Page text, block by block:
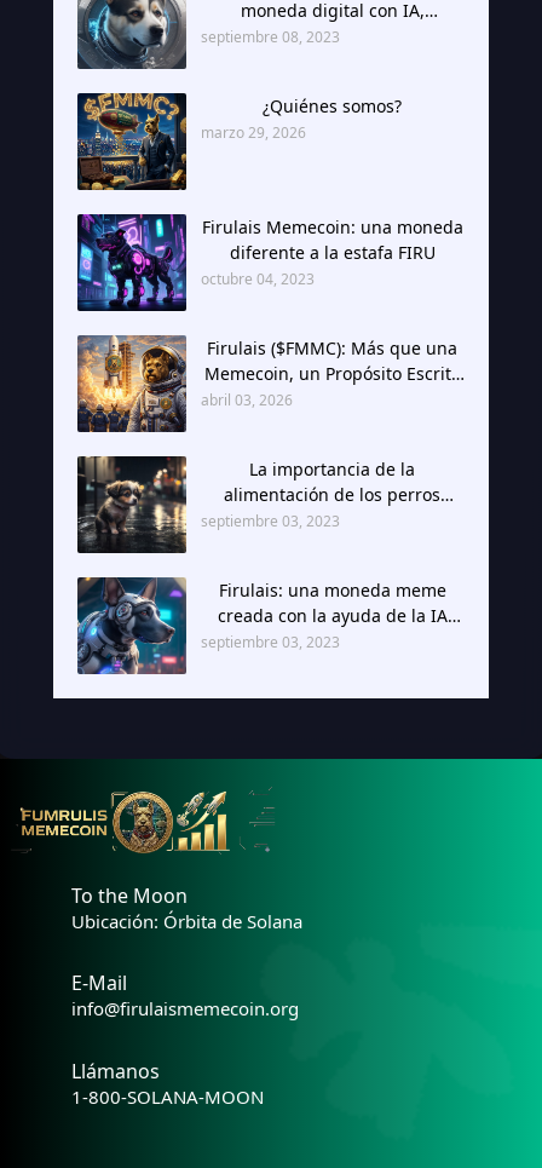
moneda digital con IA,
descentralizada y con
septiembre 08, 2023
¿Quiénes somos?
marzo 29, 2026
Firulais Memecoin: una moneda
diferente a la estafa FIRU
octubre 04, 2023
Firulais ($FMMC): Más que una
Memecoin, un Propósito Escrito
en Escasez
abril 03, 2026
La importancia de la
alimentación de los perros
callejeros
septiembre 03, 2023
Firulais: una moneda meme
creada con la ayuda de la IA
BAR de Google.
septiembre 03, 2023
To the Moon
Ubicación: Órbita de Solana
E-Mail
info@firulaismemecoin.org
Llámanos
1-800-SOLANA-MOON